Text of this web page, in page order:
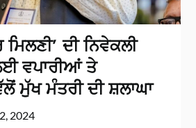
ਮਿਲਣੀ’ ਦੀ ਨਿਵੇਕਲੀ
ਵਪਾਰੀਆਂ ਤੇ
ਮੁੱਖ ਮੰਤਰੀ ਦੀ ਸ਼ਲਾਘਾ
2024